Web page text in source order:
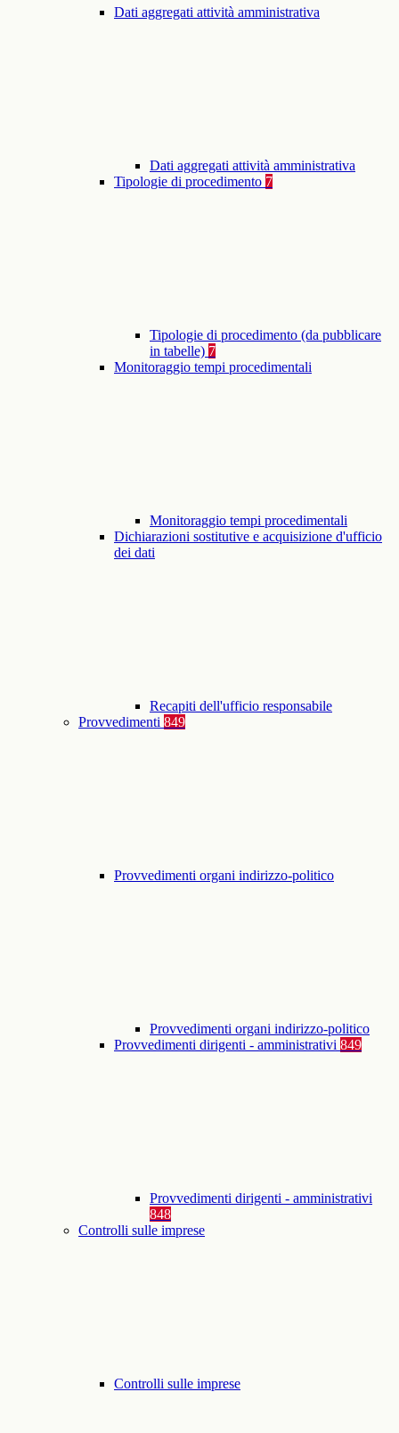
Dati aggregati attività amministrativa
Dati aggregati attività amministrativa
Tipologie di procedimento 7
Tipologie di procedimento (da pubblicare
in tabelle) 7
Monitoraggio tempi procedimentali
Monitoraggio tempi procedimentali
Dichiarazioni sostitutive e acquisizione d'ufficio
dei dati
Recapiti dell'ufficio responsabile
Provvedimenti 849
Provvedimenti organi indirizzo-politico
Provvedimenti organi indirizzo-politico
Provvedimenti dirigenti - amministrativi 849
Provvedimenti dirigenti - amministrativi
848
Controlli sulle imprese
Controlli sulle imprese